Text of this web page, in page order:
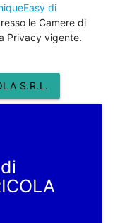
di
le Camere di
Privacy vigente.
S.R.L.